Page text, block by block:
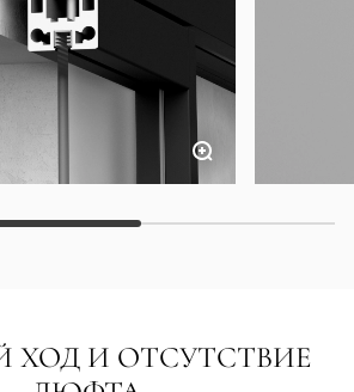
ХОД И ОТСУТСТВИЕ